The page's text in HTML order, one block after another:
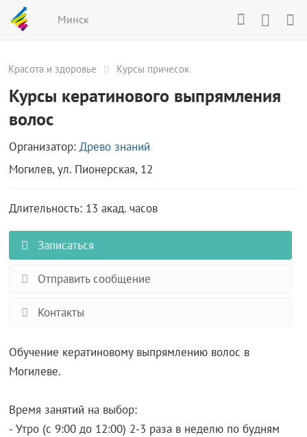
Минск
Красота и здоровье Курсы причесок
Курсы кератинового выпрямления
волос
Организатор:Древо знаний
Могилев, ул. Пионерская, 12
Длительность: 13 акад. часов
Записаться
Отправить сообщение
Контакты
Обучение кератиновому выпрямлению волос в
Могилеве.
Время занятий на выбор:
- Утро (с 9:00 до 12:00) 2-3 раза в неделю по будням